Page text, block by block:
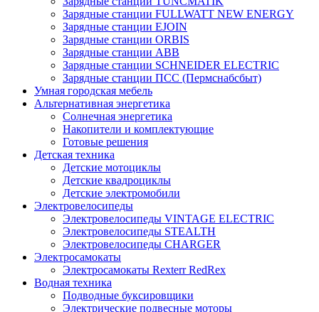
Зарядные станции FULLWATT NEW ENERGY
Зарядные станции EJOIN
Зарядные станции ORBIS
Зарядные станции ABB
Зарядные станции SCHNEIDER ELECTRIC
Зарядные станции ПСС (Пермснабсбыт)
Умная городская мебель
Альтернативная энергетика
Солнечная энергетика
Накопители и комплектующие
Готовые решения
Детская техника
Детские мотоциклы
Детские квадроциклы
Детские электромобили
Электровелосипеды
Электровелосипеды VINTAGE ELECTRIC
Электровелосипеды STEALTH
Электровелосипеды CHARGER
Электросамокаты
Электросамокаты Rexterr RedRex
Водная техника
Подводные буксировщики
Электрические подвесные моторы